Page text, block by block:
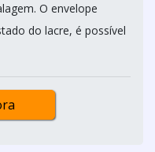
O envelope
do lacre, é possível